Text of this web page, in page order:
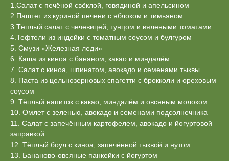
1.Салат с печёной свёклой, говядиной и апельсином
2.Паштет из куриной печени с яблоком и тимьяном
3.Тёплый салат с чечевицей, тунцом и вялеными томатами
4.Тефтели из индейки с томатным соусом и булгуром
5. Смузи «Железная леди»
6. Каша из киноа с бананом, какао и миндалём
7. Салат с киноа, шпинатом, авокадо и семенами тыквы
8. Паста из цельнозерновых спагетти с брокколи и ореховым
соусом
9. Тёплый напиток с какао, миндалём и овсяным молоком
10. Омлет с зеленью, авокадо и семенами подсолнечника
11. Салат с запечённым картофелем, авокадо и йогуртовой
заправкой
12. Тёплый боул с киноа, запечённой тыквой и нутом
13. Бананово-овсяные панкейки с йогуртом